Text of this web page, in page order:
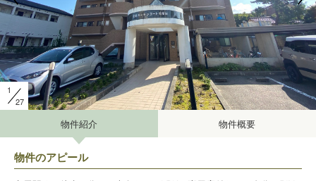
1
27
物件紹介 物件概要
物件のアピール